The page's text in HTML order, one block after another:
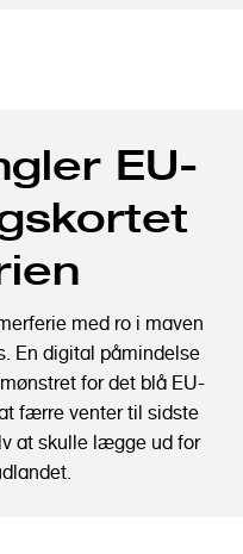
EU-
med ro i maven
En digital påmindelse
for det blå EU-
færre venter til sidste
at skulle lægge ud for